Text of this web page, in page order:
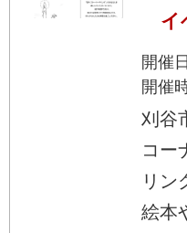
イ
開催
開催
刈谷
コー
リン
絵本